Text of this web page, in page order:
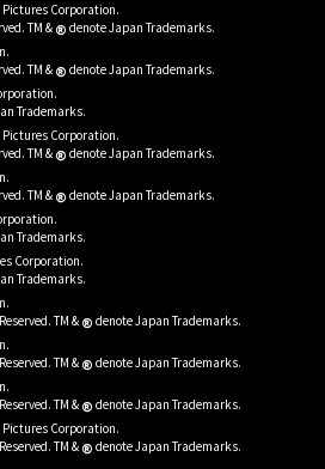
Pictures Corporation.
TM & ® denote Japan Trademarks.
TM & ® denote Japan Trademarks.
Trademarks.
Pictures Corporation.
TM & ® denote Japan Trademarks.
TM & ® denote Japan Trademarks.
Trademarks.
Corporation.
Trademarks.
TM & ® denote Japan Trademarks.
TM & ® denote Japan Trademarks.
TM & ® denote Japan Trademarks.
Pictures Corporation.
TM & ® denote Japan Trademarks.